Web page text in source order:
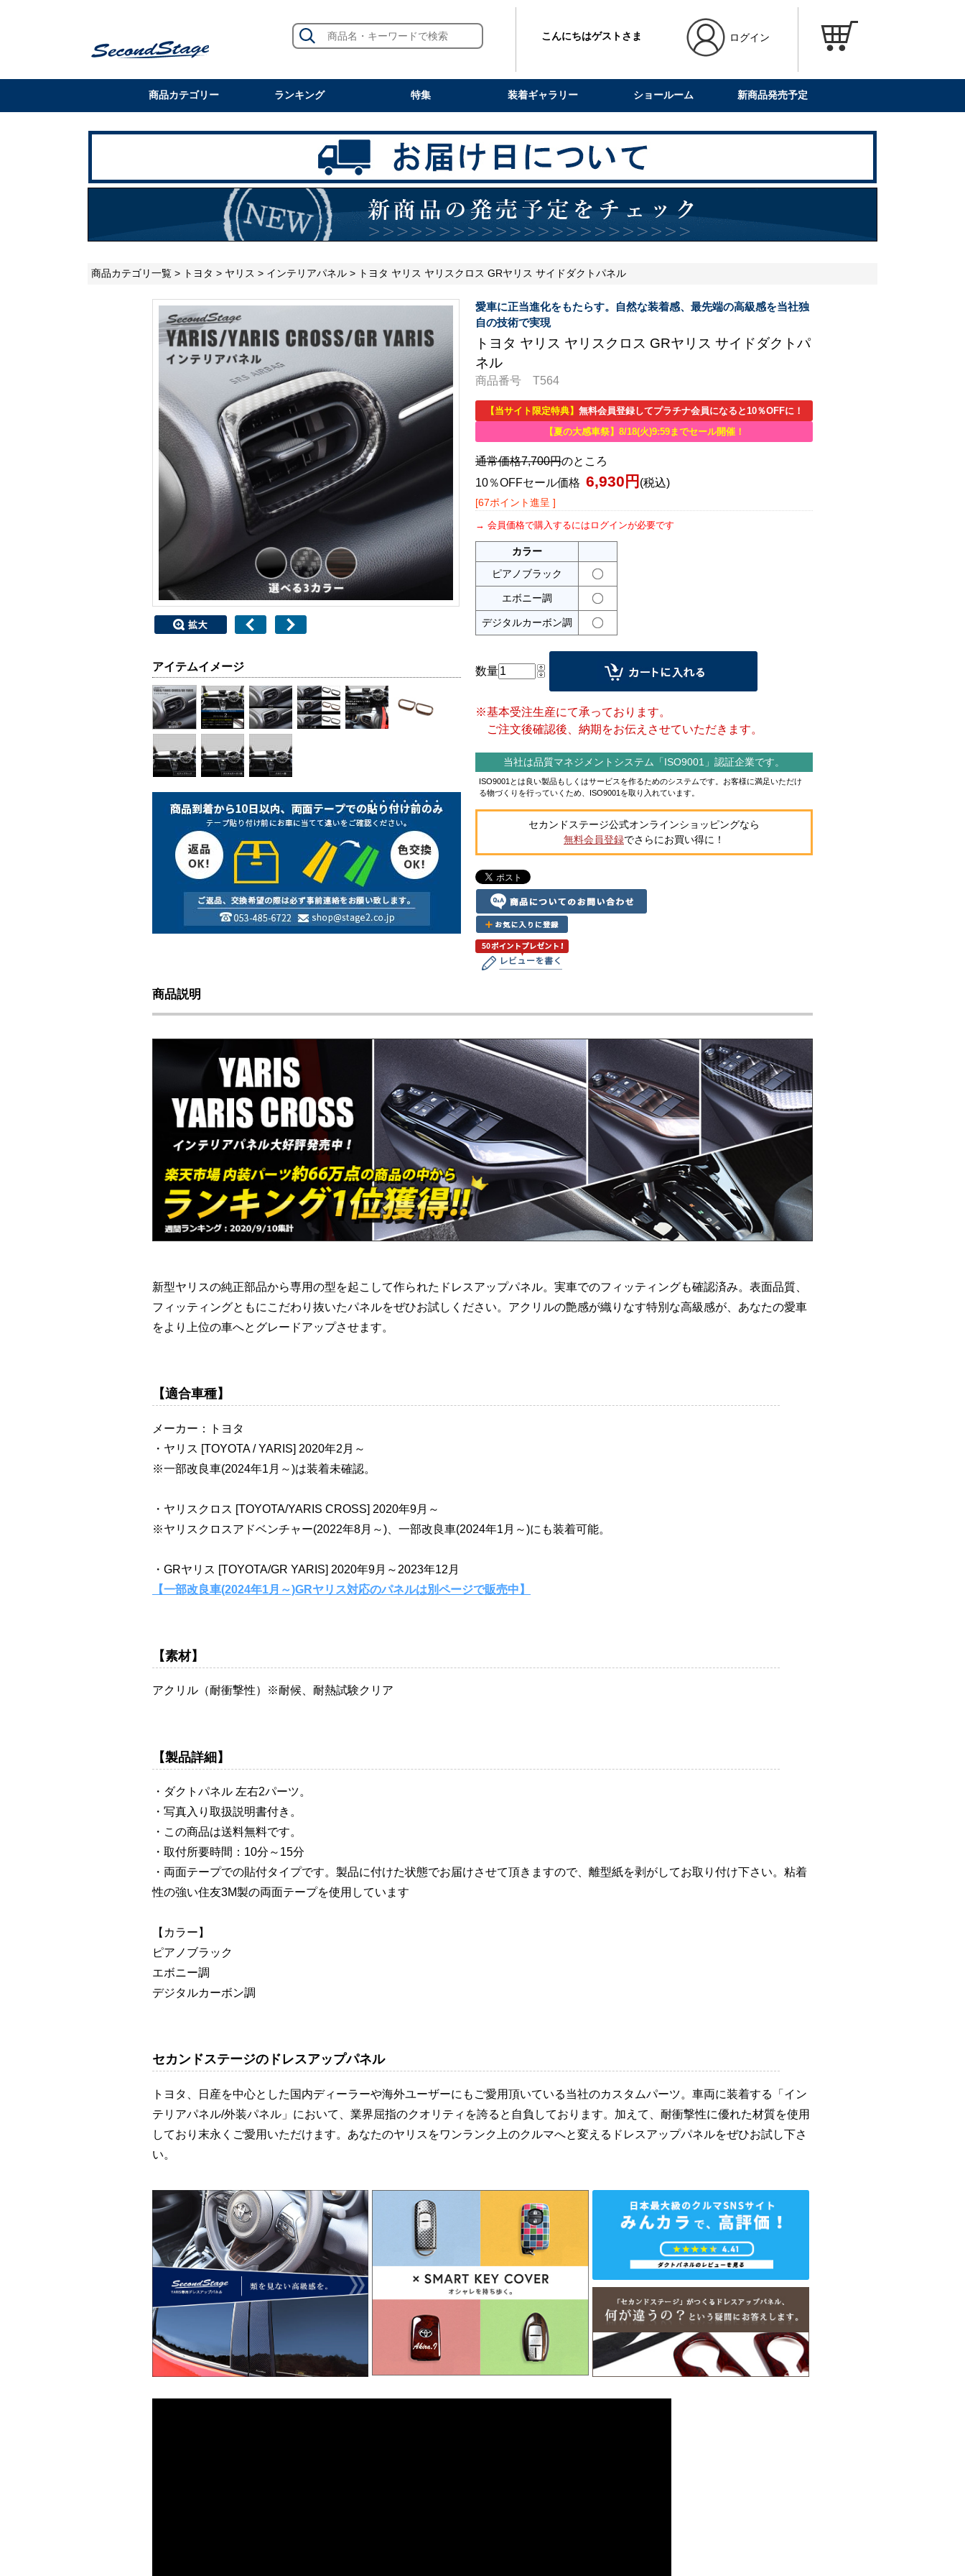
こんにちはゲストさま ログイン
商品カテゴリー ランキング 特集 装着ギャラリー ショールーム 新商品発売予定
商品カテゴリ一覧 > トヨタ > ヤリス > インテリアパネル > トヨタ ヤリス ヤリスクロス GRヤリス サイドダクトパネル
愛車に正当進化をもたらす。自然な装着感、最先端の高級感を当社独
自の技術で実現
トヨタ ヤリス ヤリスクロス GRヤリス サイドダクトパ
ネル
商品番号 T564
【当サイト限定特典】 無料会員登録してプラチナ会員になると10％OFFに！
【夏の大感車祭】8/18(火)9:59までセール開催！
通常価格7,700円のところ
10％OFFセール価格 6,930円 (税込)
[67ポイント進呈 ]
会員価格で購入するにはログインが必要です
カラー
ピアノブラック
エボニー調
デジタルカーボン調
数量
※基本受注生産にて承っております。
ご注文後確認後、納期をお伝えさせていただきます。
当社は品質マネジメントシステム「ISO9001」認証企業です。
ISO9001とは良い製品もしくはサービスを作るためのシステムです。お客様に満足いただけ
る物づくりを行っていくため、ISO9001を取り入れています。
セカンドステージ公式オンラインショッピングなら
無料会員登録でさらにお買い得に！
アイテムイメージ
商品説明
新型ヤリスの純正部品から専用の型を起こして作られたドレスアップパネル。実車でのフィッティングも確認済み。表面品質、
フィッティングともにこだわり抜いたパネルをぜひお試しください。アクリルの艶感が織りなす特別な高級感が、あなたの愛車
をより上位の車へとグレードアップさせます。
【適合車種】
メーカー：トヨタ
・ヤリス [TOYOTA / YARIS] 2020年2月～
※一部改良車(2024年1月～)は装着未確認。
・ヤリスクロス [TOYOTA/YARIS CROSS] 2020年9月～
※ヤリスクロスアドベンチャー(2022年8月～)、一部改良車(2024年1月～)にも装着可能。
・GRヤリス [TOYOTA/GR YARIS] 2020年9月～2023年12月
【一部改良車(2024年1月～)GRヤリス対応のパネルは別ページで販売中】
【素材】
アクリル（耐衝撃性）※耐候、耐熱試験クリア
【製品詳細】
・ダクトパネル 左右2パーツ。
・写真入り取扱説明書付き。
・この商品は送料無料です。
・取付所要時間：10分～15分
・両面テープでの貼付タイプです。製品に付けた状態でお届けさせて頂きますので、離型紙を剥がしてお取り付け下さい。粘着
性の強い住友3M製の両面テープを使用しています
【カラー】
ピアノブラック
エボニー調
デジタルカーボン調
セカンドステージのドレスアップパネル
トヨタ、日産を中心とした国内ディーラーや海外ユーザーにもご愛用頂いている当社のカスタムパーツ。車両に装着する「イン
テリアパネル/外装パネル」において、業界屈指のクオリティを誇ると自負しております。加えて、耐衝撃性に優れた材質を使用
しており末永くご愛用いただけます。あなたのヤリスをワンランク上のクルマへと変えるドレスアップパネルをぜひお試し下さ
い。